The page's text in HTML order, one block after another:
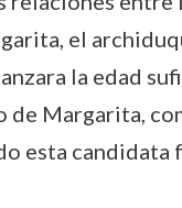
el
la edad
de Margarita,
esta